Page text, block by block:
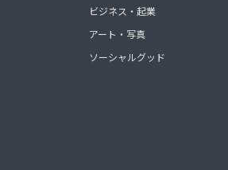
ビジネス・起業
アート・写真
ソーシャルグッド